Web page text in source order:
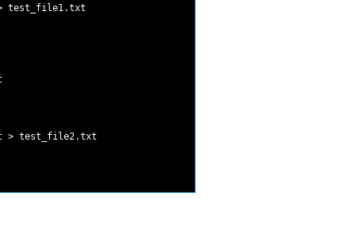
> test_file1.txt
> test_file2.txt